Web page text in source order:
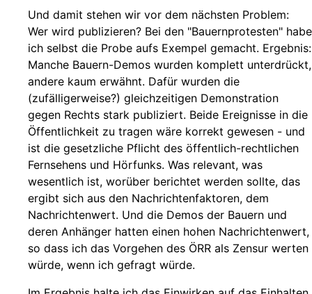
Und damit stehen wir vor dem nächsten Problem:
Wer wird publizieren? Bei den "Bauernprotesten" habe
ich selbst die Probe aufs Exempel gemacht. Ergebnis:
Manche Bauern-Demos wurden komplett unterdrückt,
andere kaum erwähnt. Dafür wurden die
(zufälligerweise?) gleichzeitigen Demonstration
gegen Rechts stark publiziert. Beide Ereignisse in die
Öffentlichkeit zu tragen wäre korrekt gewesen - und
ist die gesetzliche Pflicht des öffentlich-rechtlichen
Fernsehens und Hörfunks. Was relevant, was
wesentlich ist, worüber berichtet werden sollte, das
ergibt sich aus den Nachrichtenfaktoren, dem
Nachrichtenwert. Und die Demos der Bauern und
deren Anhänger hatten einen hohen Nachrichtenwert,
so dass ich das Vorgehen des ÖRR als Zensur werten
würde, wenn ich gefragt würde.